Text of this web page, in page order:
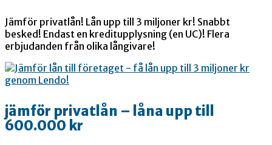
Jämför privatlån! Lån upp till 3 miljoner kr! Snabbt
besked! Endast en kreditupplysning (en UC)! Flera
erbjudanden från olika långivare!
jämför privatlån – låna upp till
600.000 kr